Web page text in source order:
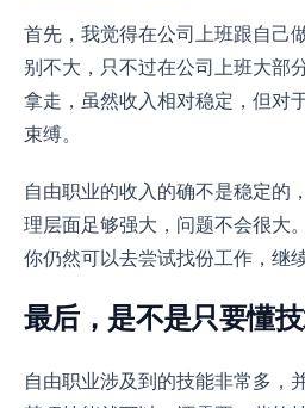
首先，我觉得在公司上班跟自己
别不大，只不过在公司上班大部
拿走，虽然收入相对稳定，但对
束缚。
自由职业的收入的确不是稳定的
理层面足够强大，问题不会很大
你仍然可以去尝试找份工作，继续
最后，是不是只要懂
自由职业涉及到的技能非常多，